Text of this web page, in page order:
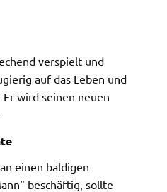
verspielt und
auf das Leben und
wird seinen neuen
einen baldigen
beschäftig, sollte